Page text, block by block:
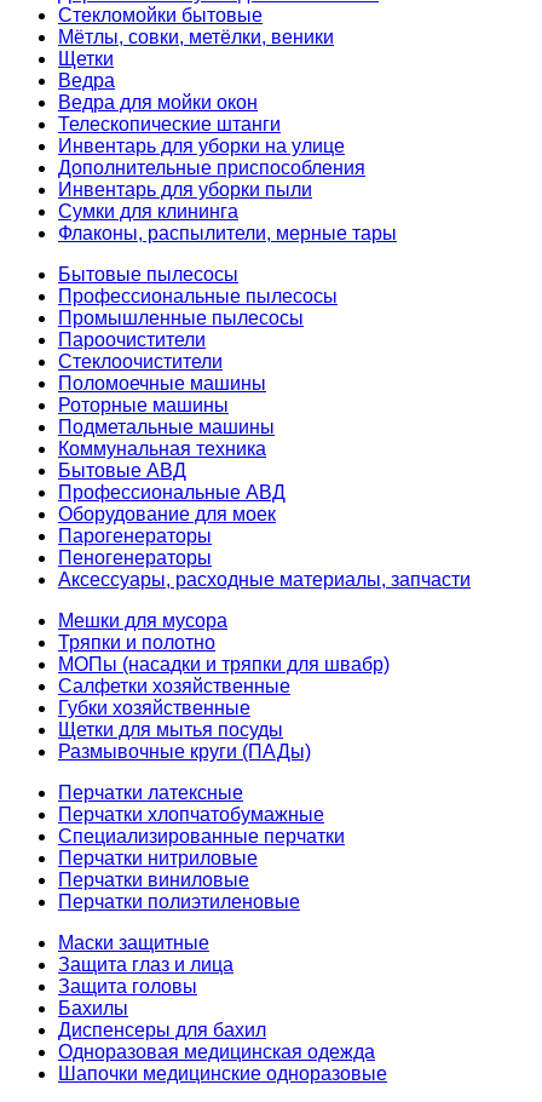
Стекломойки бытовые
Мётлы, совки, метёлки, веники
Щетки
Ведра
Ведра для мойки окон
Телескопические штанги
Инвентарь для уборки на улице
Дополнительные приспособления
Инвентарь для уборки пыли
Сумки для клининга
Флаконы, распылители, мерные тары
Бытовые пылесосы
Профессиональные пылесосы
Промышленные пылесосы
Пароочистители
Стеклоочистители
Поломоечные машины
Роторные машины
Подметальные машины
Коммунальная техника
Бытовые АВД
Профессиональные АВД
Оборудование для моек
Парогенераторы
Пеногенераторы
Аксессуары, расходные материалы, запчасти
Мешки для мусора
Тряпки и полотно
МОПы (насадки и тряпки для швабр)
Салфетки хозяйственные
Губки хозяйственные
Щетки для мытья посуды
Размывочные круги (ПАДы)
Перчатки латексные
Перчатки хлопчатобумажные
Специализированные перчатки
Перчатки нитриловые
Перчатки виниловые
Перчатки полиэтиленовые
Маски защитные
Защита глаз и лица
Защита головы
Бахилы
Диспенсеры для бахил
Одноразовая медицинская одежда
Шапочки медицинские одноразовые